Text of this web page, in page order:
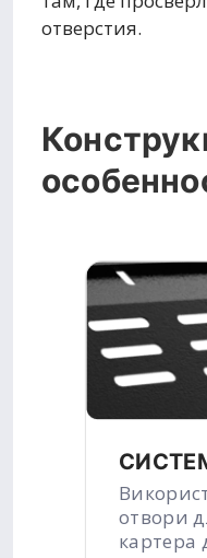
отверстия.
отвори
картера